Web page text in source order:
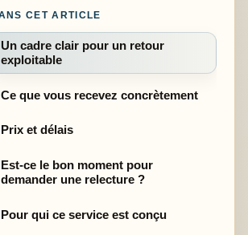
CET ARTICLE
Un cadre clair pour un retour
exploitable
Ce que vous recevez concrètement
Prix et délais
Est-ce le bon moment pour
demander une relecture ?
Pour qui ce service est conçu